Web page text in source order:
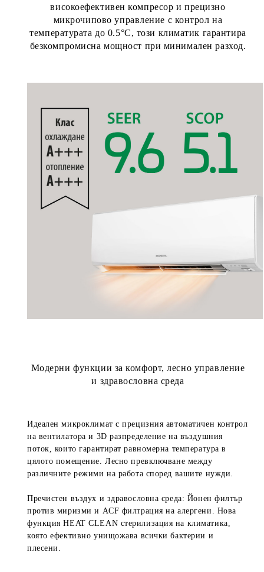
високоефективенкомпресор и прецизно
микрочипово управление с контрол на
температурата до 0.5°C, този климатик гарантира
безкомпромисна мощност при минимален разход.
Модерни функции за комфорт, лесно управление
и здравословна среда
Идеален микроклимат с прецизния автоматичен контрол
на вентилатора и 3D разпределение на въздушния
поток, които гарантират равномерна температура в
цялото помещение. Лесно превключване между
различните режими на работа според вашите нужди.
Пречистен въздух и здравословна среда: Йонен филтър
против миризми и ACF филтрация на алергени. Нова
функцияHEAT CLEAN стерилизация на климатика,
която ефективно унищожава всички бактерии и
плесени.